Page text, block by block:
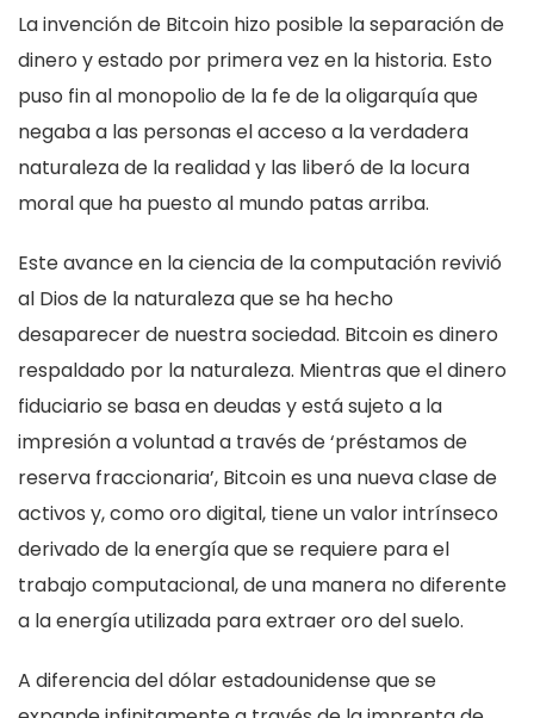
La invención de Bitcoin hizo posible la separación de
dinero y estado por primera vez en la historia. Esto
puso fin al monopolio de la fe de la oligarquía que
negaba a las personas el acceso a la verdadera
naturaleza de la realidad y las liberó de la locura
moral que ha puesto al mundo patas arriba.
Este avance en la ciencia de la computación revivió
al Dios de la naturaleza que se ha hecho
desaparecer de nuestra sociedad. Bitcoin es dinero
respaldado por la naturaleza. Mientras que el dinero
fiduciario se basa en deudas y está sujeto a la
impresión a voluntad a través de ‘préstamos de
reserva fraccionaria’, Bitcoin es una nueva clase de
activos y, como oro digital, tiene un valor intrínseco
derivado de la energía que se requiere para el
trabajo computacional, de una manera no diferente
a la energía utilizada para extraer oro del suelo.
A diferencia del dólar estadounidense que se